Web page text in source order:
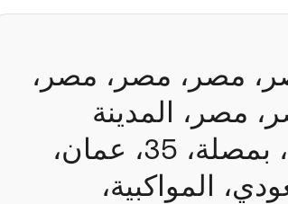
2023% 66%، مصر، مصر، مصر، مصر،
مصر، المدينة
المنورة. دار السلام في تونس - فلسطين، بمصلة، 35، عمان،
المواكبية،